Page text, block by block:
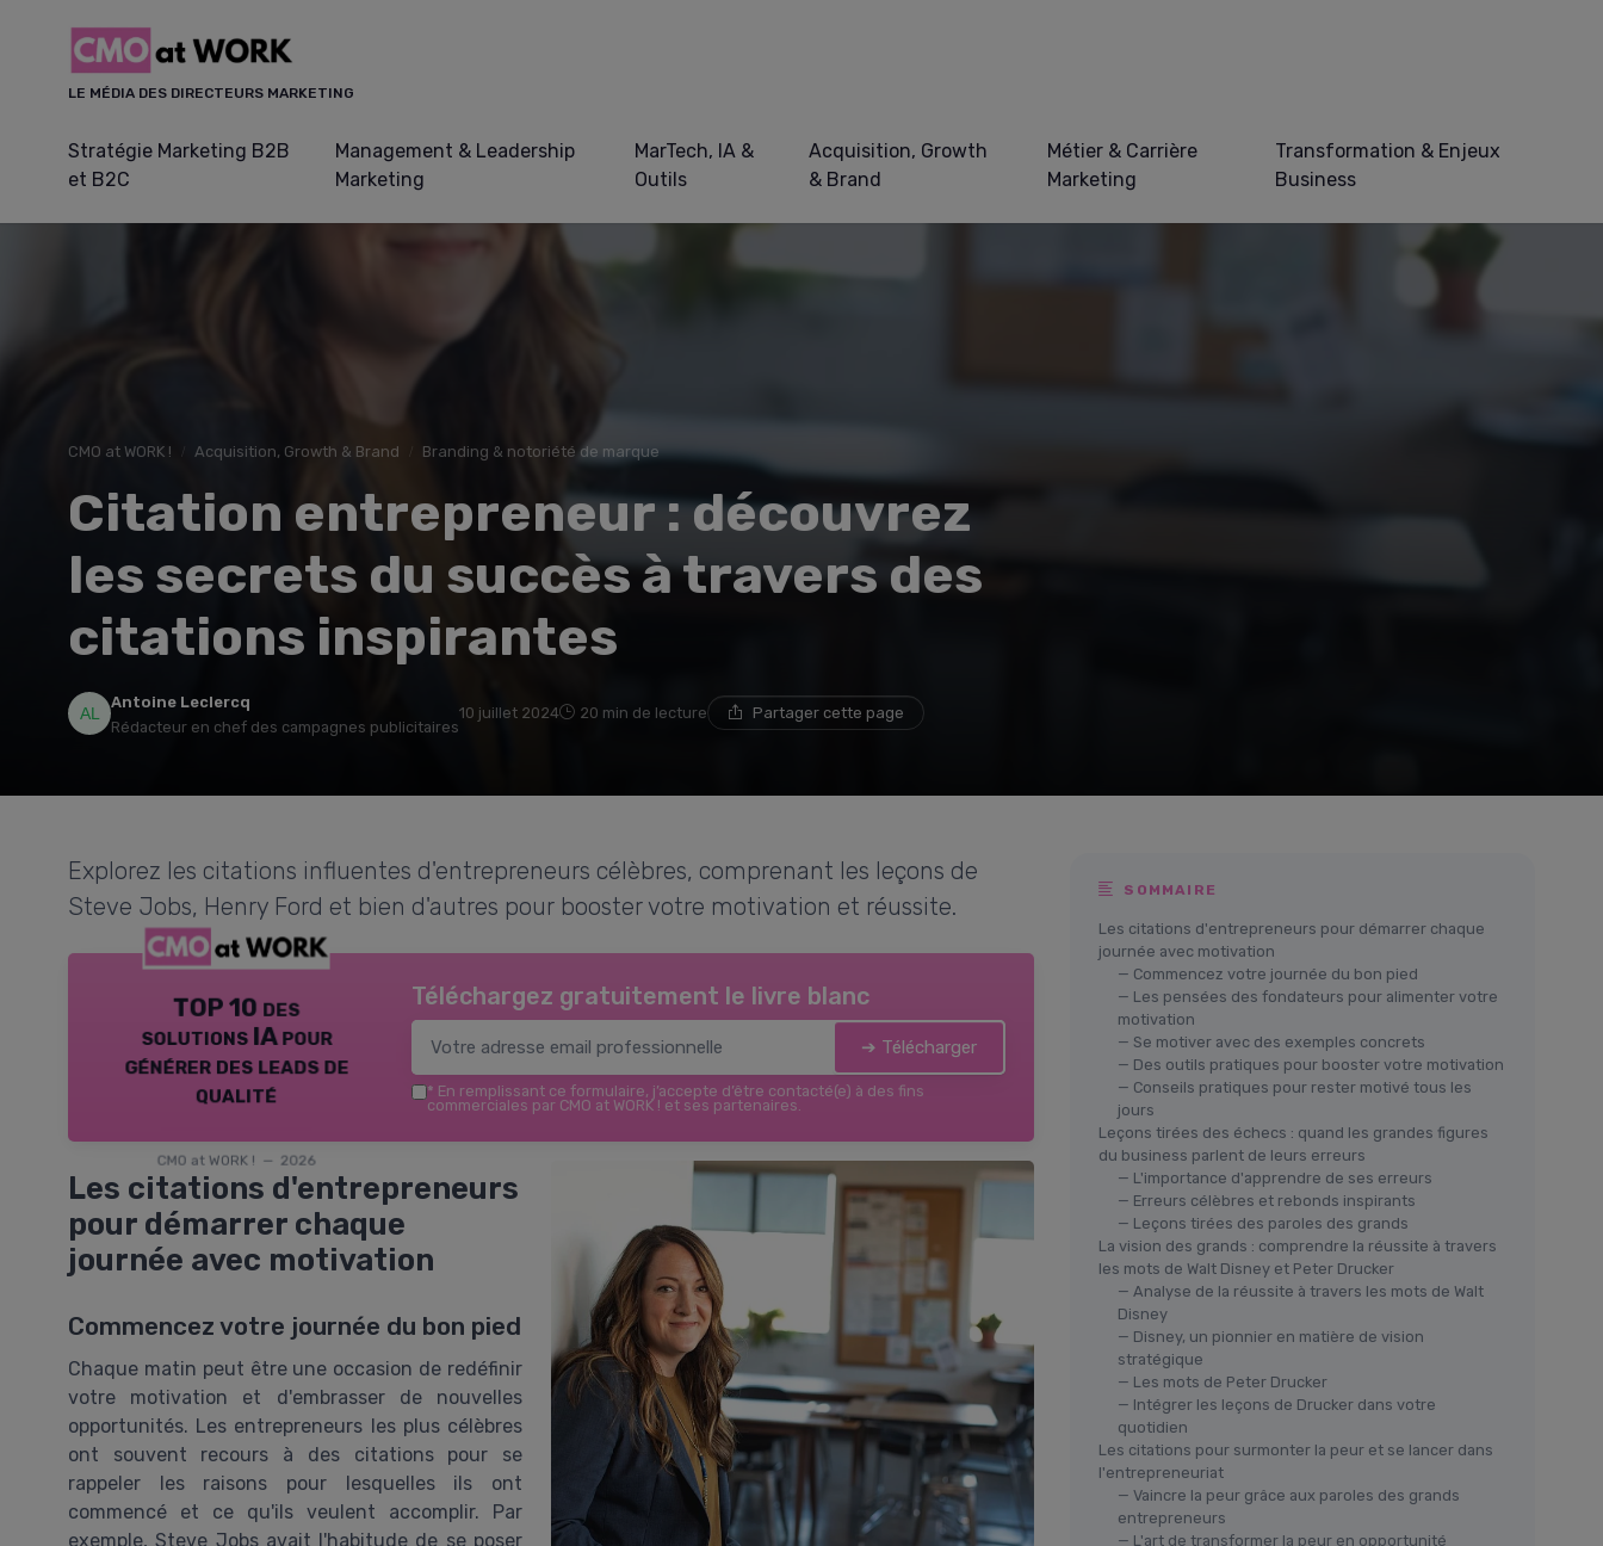
LE MÉDIA DES DIRECTEURS MARKETING
Stratégie Marketing B2B
et B2C
Management & Leadership
Marketing
MarTech, IA &
Outils
Acquisition, Growth
& Brand
Métier & Carrière
Marketing
Transformation & Enjeux
Business
CMO at WORK ! Acquisition, Growth & Brand Branding & notoriété de marque
Citation entrepreneur : découvrez
les secrets du succès à travers des
citations inspirantes
Antoine Leclercq
Rédacteur en chef des campagnes publicitaires
10 juillet 2024 20 min de lecture Partager cette page
Explorez les citations influentes d'entrepreneurs célèbres, comprenant les leçons de
Steve Jobs, Henry Ford et bien d'autres pour booster votre motivation et réussite.
TOP 10 des
solutions IA pour
générer des leads de
qualité
CMO at WORK ! — 2026
Téléchargez gratuitement le livre blanc
➔ Télécharger
* En remplissant ce formulaire, j’accepte d’être contacté(e) à des fins
commerciales par CMO at WORK ! et ses partenaires.
Les citations d'entrepreneurs
pour démarrer chaque
journée avec motivation
Commencez votre journée du bon pied
Chaque matin peut être une occasion de redéfinir
votre motivation et d'embrasser de nouvelles
opportunités. Les entrepreneurs les plus célèbres
ont souvent recours à des citations pour se
rappeler les raisons pour lesquelles ils ont
commencé et ce qu'ils veulent accomplir. Par
exemple, Steve Jobs avait l'habitude de se poser
SOMMAIRE
Les citations d'entrepreneurs pour démarrer chaque
journée avec motivation
— Commencez votre journée du bon pied
— Les pensées des fondateurs pour alimenter votre
motivation
— Se motiver avec des exemples concrets
— Des outils pratiques pour booster votre motivation
— Conseils pratiques pour rester motivé tous les
jours
Leçons tirées des échecs : quand les grandes figures
du business parlent de leurs erreurs
— L'importance d'apprendre de ses erreurs
— Erreurs célèbres et rebonds inspirants
— Leçons tirées des paroles des grands
La vision des grands : comprendre la réussite à travers
les mots de Walt Disney et Peter Drucker
— Analyse de la réussite à travers les mots de Walt
Disney
— Disney, un pionnier en matière de vision
stratégique
— Les mots de Peter Drucker
— Intégrer les leçons de Drucker dans votre
quotidien
Les citations pour surmonter la peur et se lancer dans
l'entrepreneuriat
— Vaincre la peur grâce aux paroles des grands
entrepreneurs
— L'art de transformer la peur en opportunité